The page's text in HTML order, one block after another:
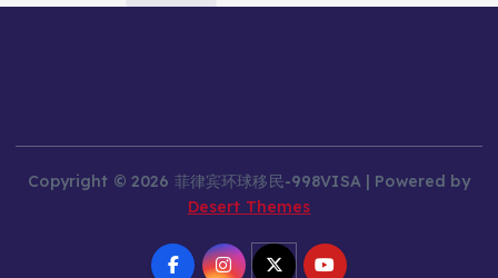
Copyright © 2026 菲律宾环球移民-998VISA | Powered by
Desert Themes